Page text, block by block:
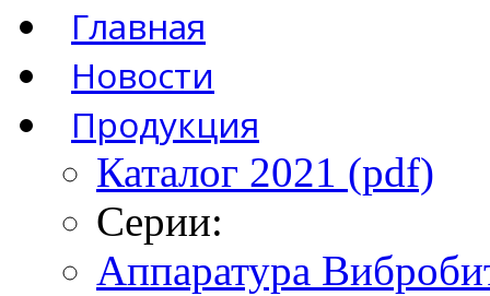
Главная
Новости
Продукция
Каталог 2021 (pdf)
Серии:
Аппаратура